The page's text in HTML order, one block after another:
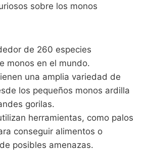
sobre los monos
de 260 especies
monos en el mundo.
una amplia variedad de
los pequeños monos ardilla
gorilas.
herramientas, como palos
conseguir alimentos o
posibles amenazas.